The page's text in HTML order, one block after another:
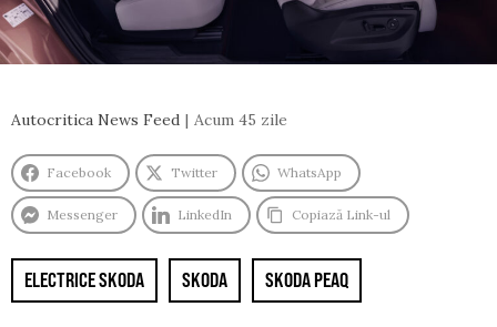
Autocritica News Feed Acum 45 zile
Facebook Twitter WhatsApp
Messenger LinkedIn Copiază Link-ul
ELECTRICE SKODA SKODA SKODA PEAQ